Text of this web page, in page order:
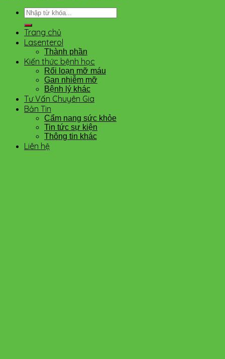
Trang chủ
Lasenterol
Thành phần
Kiến thức bệnh học
Rối loạn mỡ máu
Gan nhiễm mỡ
Bệnh lý khác
Tư Vấn Chuyên Gia
Bản Tin
Cẩm nang sức khỏe
Tin tức sự kiện
Thông tin khác
Liên hệ